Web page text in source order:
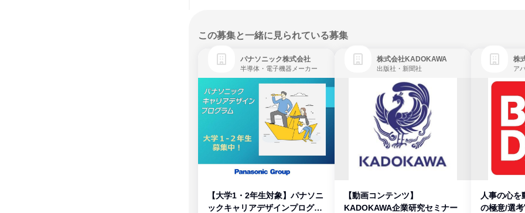
この募集と一緒に見られている募集
パナソニック株式会社
半導体・電子機器メーカー
【大学1・2年生対象】パナソニ
ックキャリアデザインプログラ
株式会社KADOKAWA
出版社・新聞社
【動画コンテンツ】
KADOKAWA企業研究セミナー
株
人事の心を
の極意/選